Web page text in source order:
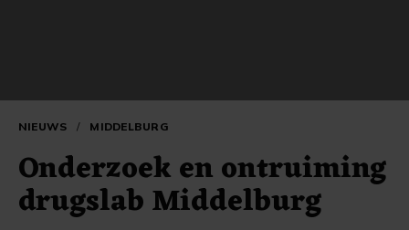
NIEUWS / MIDDELBURG
Onderzoek en ontruiming
drugslab Middelburg